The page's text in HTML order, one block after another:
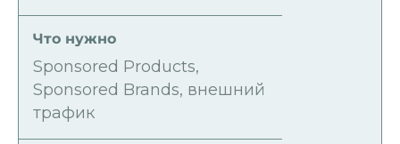
Sponsored Products,
Sponsored Brands, внешний
трафик